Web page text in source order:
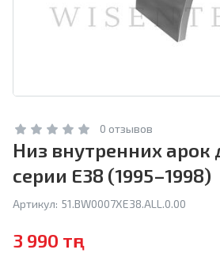
0 отзывов
Низ внутренних арок
серии E38 (1995–1998)
Артикул: 51.BW0007XE38.ALL.0.00
3 990 тңг